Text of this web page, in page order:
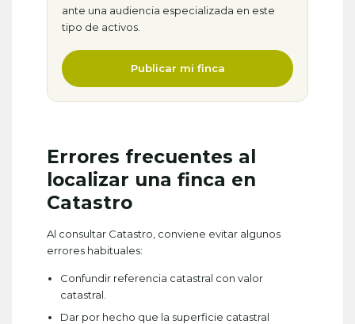
ante una audiencia especializada en este
tipo de activos.
Publicar mi finca
Errores frecuentes al
localizar una finca en
Catastro
Al consultar Catastro, conviene evitar algunos
errores habituales:
Confundir referencia catastral con valor
catastral.
Dar por hecho que la superficie catastral